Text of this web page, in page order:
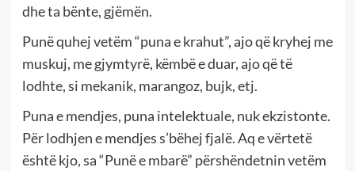
dhe ta bënte, gjëmën.
Punë quhej vetëm “puna e krahut”, ajo që kryhej me
muskuj, me gjymtyrë, këmbë e duar, ajo që të
lodhte, si mekanik, marangoz, bujk, etj.
Puna e mendjes, puna intelektuale, nuk ekzistonte.
Për lodhjen e mendjes s’bëhej fjalë. Aq e vërtetë
është kjo, sa “Punë e mbarë” përshëndetnin vetëm